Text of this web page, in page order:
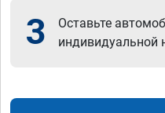
3
Оставьте
индивидуальной